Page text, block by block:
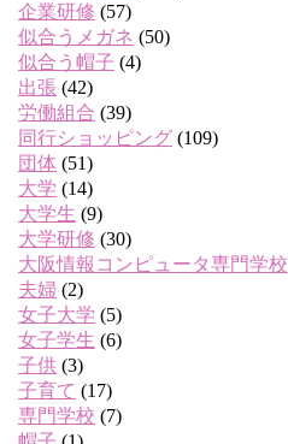
企業研修 (57)
似合うメガネ (50)
似合う帽子 (4)
出張 (42)
労働組合 (39)
同行ショッピング (109)
団体 (51)
大学 (14)
大学生 (9)
大学研修 (30)
大阪情報コンピュータ専門学校
夫婦 (2)
女子大学 (5)
女子学生 (6)
子供 (3)
子育て (17)
専門学校 (7)